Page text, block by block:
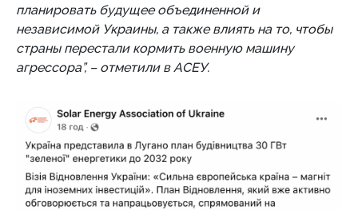
планировать будущее объединенной и
независимой Украины, а также влиять на то, чтобы
страны перестали кормить военную машину
агрессора”, – отметили в АСЕУ.